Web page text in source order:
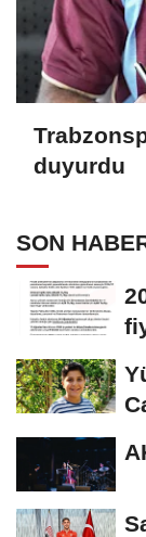
duyurdu
SON